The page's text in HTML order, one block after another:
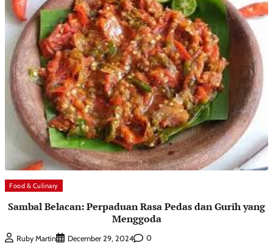
Food & Culinary
Sambal Belacan: Perpaduan Rasa Pedas dan Gurih yang
Menggoda
Ruby Martin December 29, 2024 0